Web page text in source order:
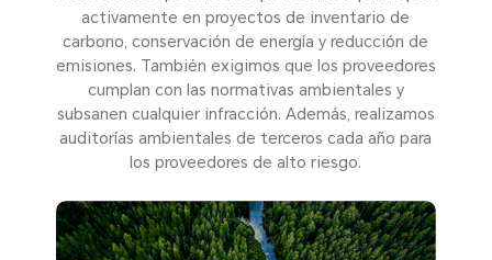
activamente en proyectos de inventario de
carbono, conservación de energía y reducción de
emisiones. También exigimos que los proveedores
cumplan con las normativas ambientales y
subsanen cualquier infracción. Además, realizamos
auditorías ambientales de terceros cada año para
los proveedores de alto riesgo.